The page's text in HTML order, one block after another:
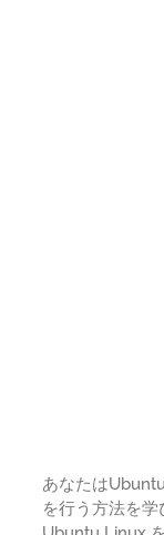
あなたは
を行う方法を学